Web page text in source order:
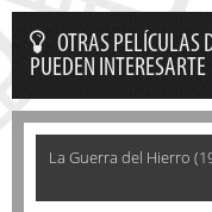
OTRAS PELÍCULAS
PUEDEN INTERESARTE
La Guerra del Hierro